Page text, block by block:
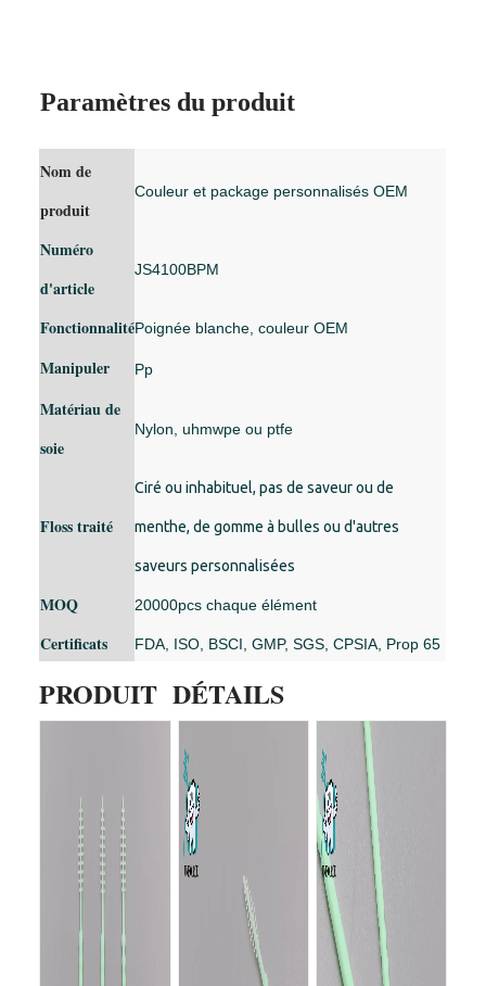
Paramètres du produit
Nom de
produit
Couleur et package personnalisés OEM
Numéro
d'article
JS4100BPM
FonctionnalitéPoignée blanche, couleur OEM
Manipuler Pp
Matériau de
soie
Nylon, uhmwpe ou ptfe
Floss traité
Ciré ou inhabituel, pas de saveur ou de
menthe, de gomme à bulles ou d'autres
saveurs personnalisées
MOQ 20000pcs chaque élément
Certificats FDA, ISO, BSCI, GMP, SGS, CPSIA, Prop 65
PRODUIT DÉTAILS